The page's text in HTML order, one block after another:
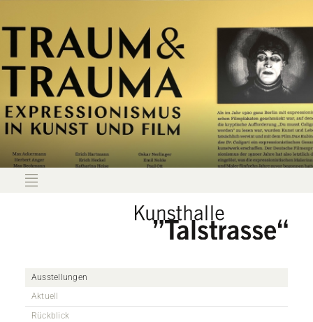
Ausstellungen
Aktuell
Rückblick